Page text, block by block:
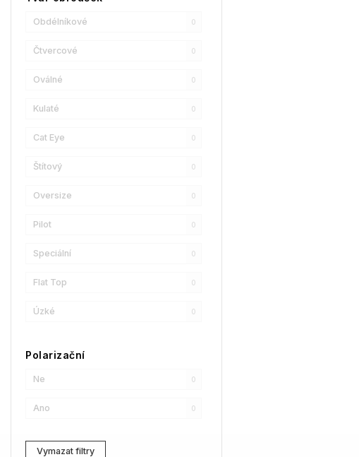
Champion
Reebok
Oscar De La Renta
Donna Karan
DKNY
Calvin Klein
Longchamp
Christian Lacroix
Love Moschino
Bollé
LENSSO
Obdélníkové 0
Čtvercové 0
Oválné 0
Kulaté 0
Cat Eye 0
Štítový 0
Oversize 0
Pilot 0
Speciální 0
Flat Top 0
Úzké 0
Polarizační
Ne 0
Ano 0
Vymazat filtry